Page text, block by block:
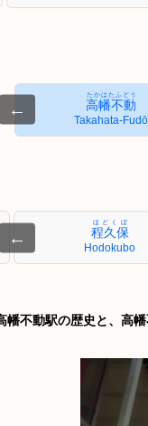
← 高幡不動
たかはたふどう
Takahata-Fudō
← 程久保
ほどくぼ
Hodokubo
幡不動駅の歴史と、高